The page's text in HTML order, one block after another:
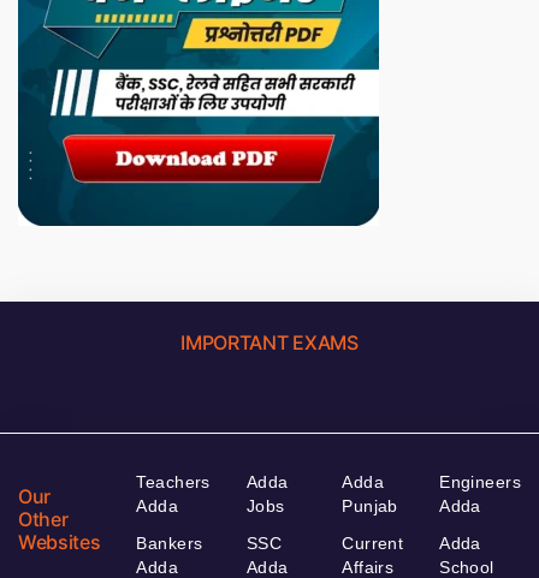
IMPORTANT EXAMS
Our
Other
Websites
Teachers
Adda
Bankers
Adda
Adda
Jobs
SSC
Adda
Adda
Punjab
Current
Affairs
Engineers
Adda
Adda
School